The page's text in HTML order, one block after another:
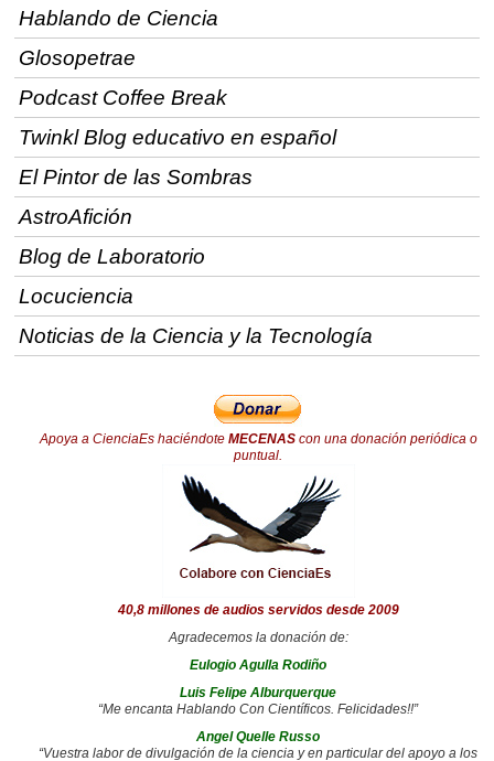
Hablando de Ciencia
Glosopetrae
Podcast Coffee Break
Twinkl Blog educativo en español
El Pintor de las Sombras
AstroAfición
Blog de Laboratorio
Locuciencia
Noticias de la Ciencia y la Tecnología
Apoya a CienciaEs haciéndote MECENAScon una donación periódica o
puntual.
40,8 millones de audios servidos desde 2009
Agradecemos la donación de:
Eulogio Agulla Rodiño
Luis Felipe Alburquerque
“Me encanta Hablando Con Científicos. Felicidades!!”
Angel Quelle Russo
“Vuestra labor de divulgación de la ciencia y en particular del apoyo a los